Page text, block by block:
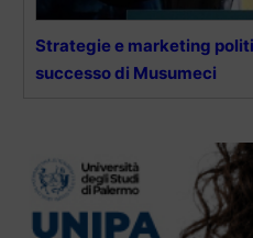
Strategie e marketing
successo di Musumeci